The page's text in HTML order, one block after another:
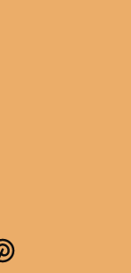
Pinterest